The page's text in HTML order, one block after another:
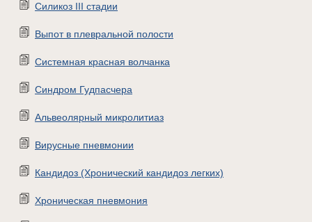
Силикоз III стадии
Выпот в плевральной полости
Системная красная волчанка
Синдром Гудпасчера
Альвеолярный микролитиaз
Вирусные пневмонии
Кандидоз (Хронический кандидоз легких)
Хроническая пневмония